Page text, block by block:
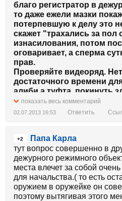
благо регистратор в
то даже ежели мазки
потерпевшую к делу это
скажет "трахались за пол
изнасилования, потом
оговаривает, а сперма
прав.
Проверяйте видеоряд.
достаточного времени
алиби а туфта, покинуть
окно.
показать весь комментарий
02.07.2013 16:53 Ответить
+2
Папа Карла
тут вопрос совершенно в
дежурного режимного
места влечет за собой
для начальства.( то есть
оружием в оружейке он
поэтому вытягивая этого